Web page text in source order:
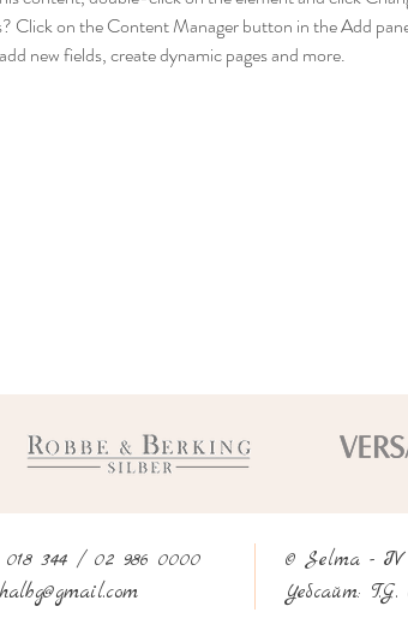
Click on the Content Manager button in the Add
new fields, create dynamic pages and more.
018 344 / 02 986 0000
© Selma - IV
Уебсайт: